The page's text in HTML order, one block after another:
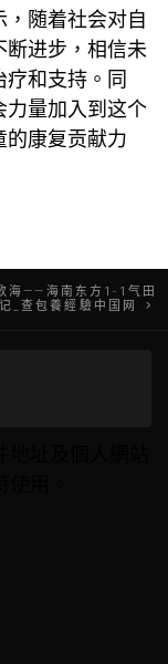
随着社会对自
断进步，相信未
和支持。同
力量加入到这个
的康复贡献力
海——海南东方1-1气田
_查包養經驗中国网